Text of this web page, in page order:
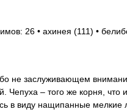
26 • ахинея (111) •
не заслуживающем
Чепуха – того же корня, что
в виду нащипанные мелкие